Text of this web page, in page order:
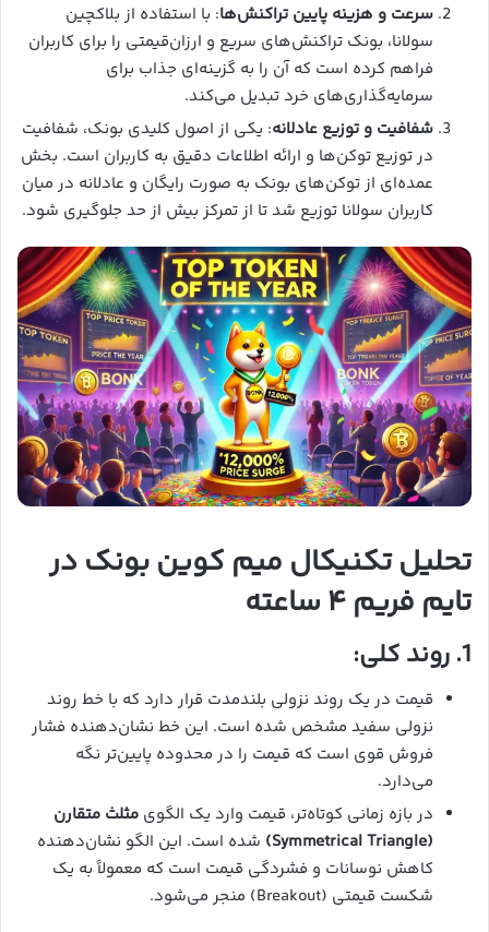
سرعت و هزینه پایین تراکنش‌ها: با استفاده از بلاکچین
سولانا، بونک تراکنش‌های سریع و ارزان‌قیمتی را برای کاربران
فراهم کرده است که آن را به گزینه‌ای جذاب برای
سرمایه‌گذاری‌های خرد تبدیل می‌کند.
شفافیت و توزیع عادلانه: یکی از اصول کلیدی بونک، شفافیت
در توزیع توکن‌ها و ارائه اطلاعات دقیق به کاربران است. بخش
عمده‌ای از توکن‌های بونک به صورت رایگان و عادلانه در میان
کاربران سولانا توزیع شد تا از تمرکز بیش از حد جلوگیری شود.
تحلیل تکنیکال میم کوین بونک در
تایم فریم ۴ ساعته
1. روند کلی:
قیمت در یک روند نزولی بلندمدت قرار دارد که با خط روند
نزولی سفید مشخص شده است. این خط نشان‌دهنده فشار
فروش قوی است که قیمت را در محدوده پایین‌تر نگه
می‌دارد.
در بازه زمانی کوتاه‌تر، قیمت وارد یک الگوی مثلث متقارن
(Symmetrical Triangle)
شده است. این الگو نشان‌دهنده
کاهش نوسانات و فشردگی قیمت است که معمولاً به یک
شکست قیمتی (Breakout) منجر می‌شود.